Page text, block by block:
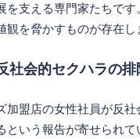
を支える専門家たちです
を脅かすものが存在し
社会的セクハラの排
加盟店の女性社員が反社
という報告が寄せられ